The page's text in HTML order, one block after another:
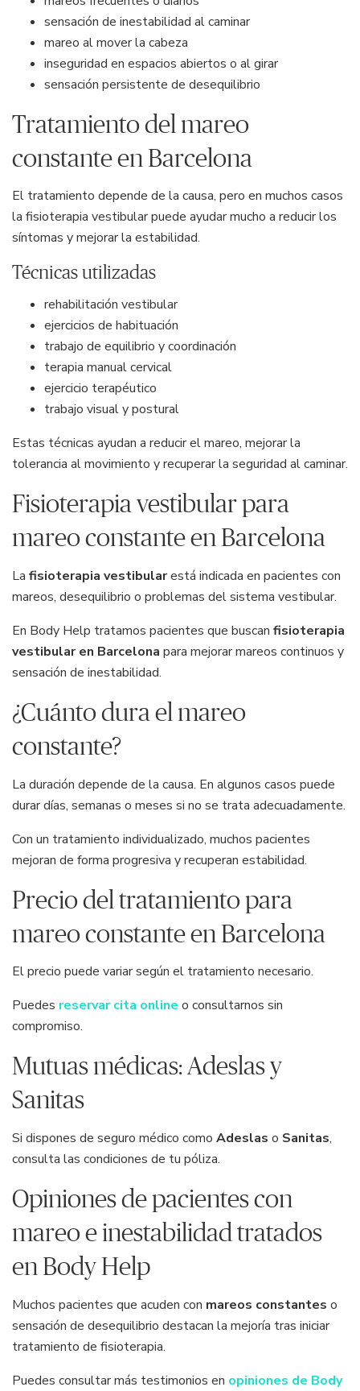
sensación de inestabilidad al caminar
mareo al mover la cabeza
inseguridad en espacios abiertos o al girar
sensación persistente de desequilibrio
Tratamiento del mareo
constante en Barcelona
El tratamiento depende de la causa, pero en muchos casos
la fisioterapia vestibular puede ayudar mucho a reducir los
síntomas y mejorar la estabilidad.
Técnicas utilizadas
rehabilitación vestibular
ejercicios de habituación
trabajo de equilibrio y coordinación
terapia manual cervical
ejercicio terapéutico
trabajo visual y postural
Estas técnicas ayudan a reducir el mareo, mejorar la
tolerancia al movimiento y recuperar la seguridad al caminar.
Fisioterapia vestibular para
mareo constante en Barcelona
La fisioterapia vestibularestá indicada en pacientes con
mareos, desequilibrio o problemas del sistema vestibular.
En Body Help tratamos pacientes que buscan fisioterapia
vestibular en Barcelona para mejorar mareos continuos y
sensación de inestabilidad.
¿Cuánto dura el mareo
constante?
La duración depende de la causa. En algunos casos puede
durar días, semanas o meses si no se trata adecuadamente.
Con un tratamiento individualizado, muchos pacientes
mejoran de forma progresiva y recuperan estabilidad.
Precio del tratamiento para
mareo constante en Barcelona
El precio puede variar según el tratamiento necesario.
Puedes reservar cita online o consultarnos sin
compromiso.
Mutuas médicas: Adeslas y
Sanitas
Si dispones de seguro médico como Adeslas o Sanitas,
consulta las condiciones de tu póliza.
Opiniones de pacientes con
mareo e inestabilidad tratados
en Body Help
Muchos pacientes que acuden con mareos constantes o
sensación de desequilibrio destacan la mejoría tras iniciar
tratamiento de fisioterapia.
Puedes consultar más testimonios en opiniones de Body